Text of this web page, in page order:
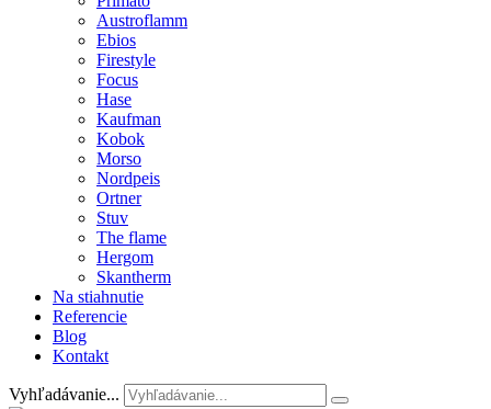
Austroflamm
Ebios
Firestyle
Focus
Hase
Kaufman
Kobok
Morso
Nordpeis
Ortner
Stuv
The flame
Hergom
Skantherm
Na stiahnutie
Referencie
Blog
Kontakt
Vyhľadávanie...